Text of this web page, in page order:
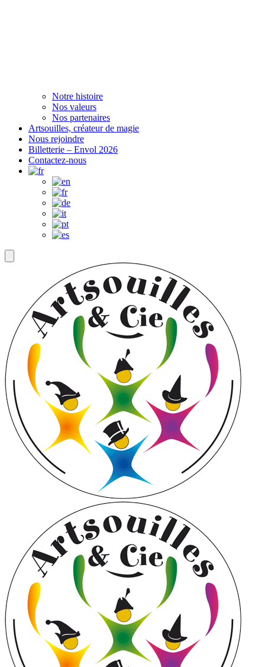
Notre histoire
Nos valeurs
Nos partenaires
Artsouilles, créateur de magie
Nous rejoindre
Billetterie – Envol 2026
Contactez-nous